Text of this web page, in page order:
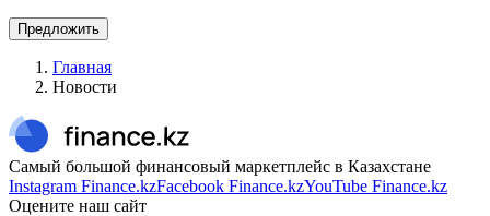
Предложить
Главная
Новости
Самый большой финансовый маркетплейс в Казахстане
Instagram Finance.kzFacebook Finance.kzYouTube Finance.kz
Оцените наш сайт